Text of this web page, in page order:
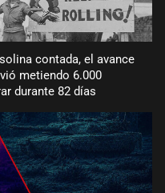
contada, el avance
metiendo 6.000
durante 82 días